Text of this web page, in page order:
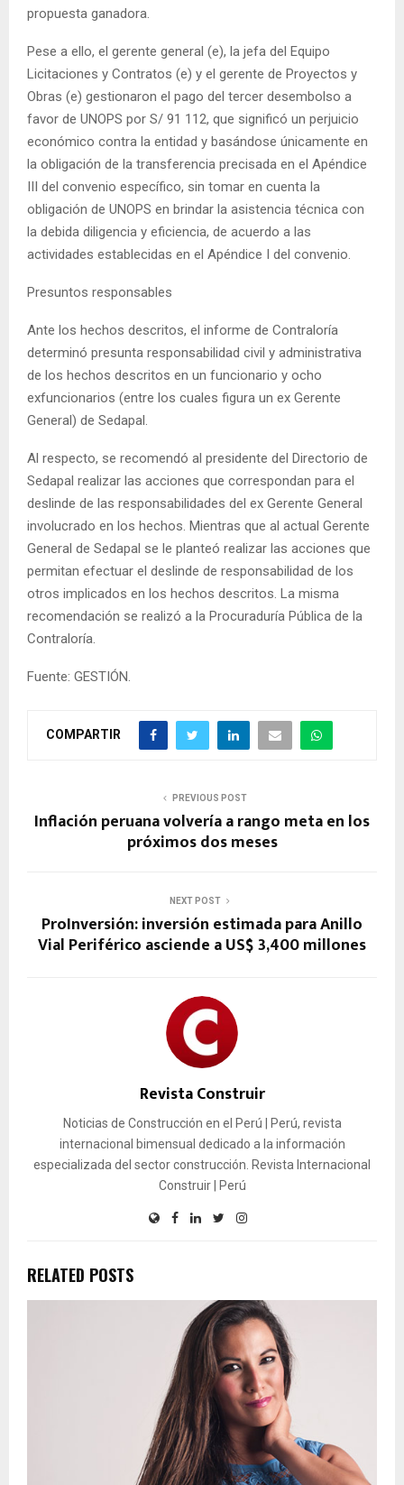
propuesta ganadora.
Pese a ello, el gerente general (e), la jefa del Equipo
Licitaciones y Contratos (e) y el gerente de Proyectos y
Obras (e) gestionaron el pago del tercer desembolso a
favor de UNOPS por S/ 91 112, que significó un perjuicio
económico contra la entidad y basándose únicamente en
la obligación de la transferencia precisada en el Apéndice
III del convenio específico, sin tomar en cuenta la
obligación de UNOPS en brindar la asistencia técnica con
la debida diligencia y eficiencia, de acuerdo a las
actividades establecidas en el Apéndice I del convenio.
Presuntos responsables
Ante los hechos descritos, el informe de Contraloría
determinó presunta responsabilidad civil y administrativa
de los hechos descritos en un funcionario y ocho
exfuncionarios (entre los cuales figura un ex Gerente
General) de Sedapal.
Al respecto, se recomendó al presidente del Directorio de
Sedapal realizar las acciones que correspondan para el
deslinde de las responsabilidades del ex Gerente General
involucrado en los hechos. Mientras que al actual Gerente
General de Sedapal se le planteó realizar las acciones que
permitan efectuar el deslinde de responsabilidad de los
otros implicados en los hechos descritos. La misma
recomendación se realizó a la Procuraduría Pública de la
Contraloría.
Fuente: GESTIÓN.
COMPARTIR
PREVIOUS POST
Inflación peruana volvería a rango meta en los
próximos dos meses
NEXT POST
ProInversión: inversión estimada para Anillo
Vial Periférico asciende a US$ 3,400 millones
Revista Construir
Noticias de Construcción en el Perú | Perú, revista
internacional bimensual dedicado a la información
especializada del sector construcción. Revista Internacional
Construir | Perú
RELATED POSTS